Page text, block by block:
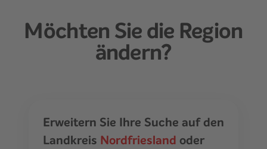
Möchten Sie die Region
ändern?
Erweitern Sie Ihre Suche auf den
Landkreis Nordfriesland oder